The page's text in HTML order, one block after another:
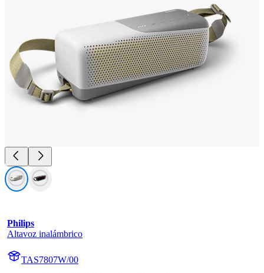
Philips
Altavoz inalámbrico
TAS7807W/00